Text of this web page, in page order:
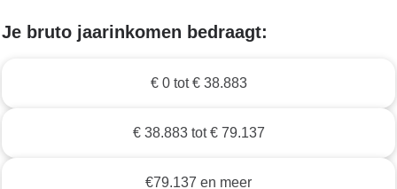
Je bruto jaarinkomen bedraagt:
€ 0 tot € 38.883
€ 38.883 tot € 79.137
€79.137 en meer